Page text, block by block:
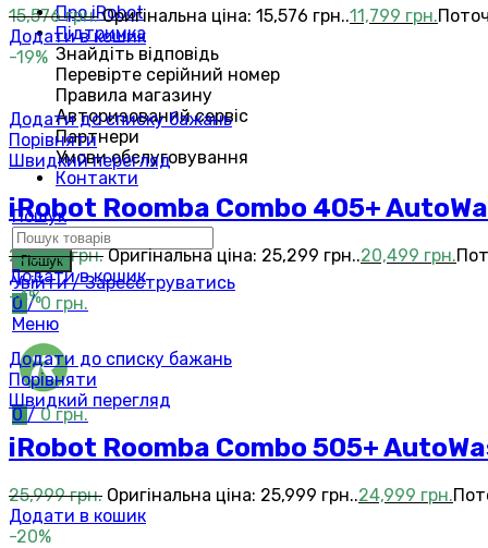
Про iRobot
Підтримка
Знайдіть відповідь
Перевірте серійний номер
Правила магазину
Авторизований сервіс
Партнери
Умови обслуговування
Контакти
Пошук
Пошук
Увійти / Зареєструватись
0 / 0 грн.
Меню
0/ 0грн.
15,576грн. Оригінальна ціна: 15,576 грн..11,799 грн.
Додати в кошик
-19%
Додати до списку бажань
Порівняти
Швидкий перегляд
iRobot Roomba Combo 405+
25,299грн. Оригінальна ціна: 25,299 грн..20,499 грн.
Додати в кошик
-4%
Додати до списку бажань
Порівняти
Швидкий перегляд
iRobot Roomba Combo 505+
25,999грн. Оригінальна ціна: 25,999 грн..24,999 грн.
Додати в кошик
-20%